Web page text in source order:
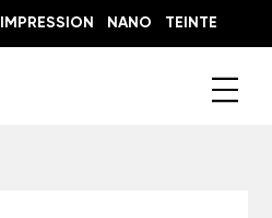
IMPRESSION NANO TEINTE